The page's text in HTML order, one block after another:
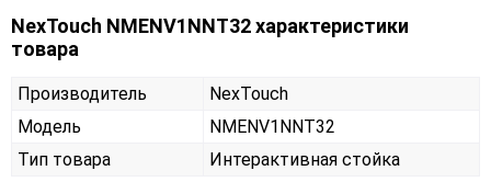
NexTouch NMENV1NNT32 характеристики
товара
Производитель
NexTouch
Модель
NMENV1NNT32
Тип товара
Интерактивная стойка